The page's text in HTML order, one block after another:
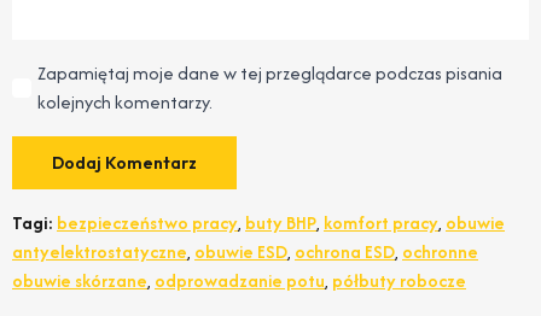
Zapamiętaj moje dane w tej przeglądarce podczas pisania
kolejnych komentarzy.
Tagi: bezpieczeństwo pracy, buty BHP, komfort pracy, obuwie
antyelektrostatyczne, obuwie ESD, ochrona ESD, ochronne
obuwie skórzane, odprowadzanie potu, półbuty robocze